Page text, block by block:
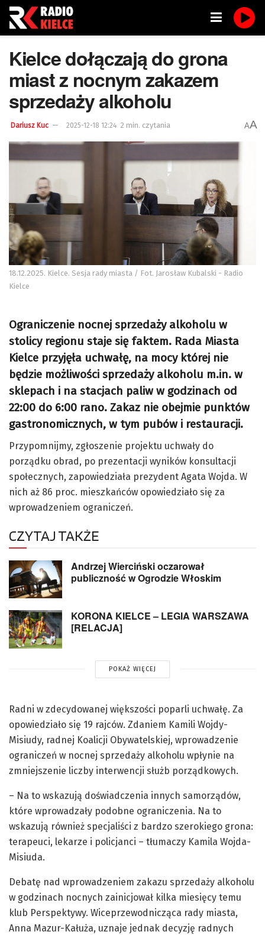
Kielce dołączają do grona
miast z nocnym zakazem
sprzedaży alkoholu
Dariusz Kuc 2025-12-18 12:24 2 min. czytania AA
18.12.2025. Kielce. Sesja rady miasta / Fot. Jarosław Kubalski - Radio
Kielce
Ograniczenie nocnej sprzedaży alkoholu w
stolicy regionu staje się faktem. Rada Miasta
Kielce przyjęła uchwałę, na mocy której nie
będzie możliwości sprzedaży alkoholu m.in. w
sklepach i na stacjach paliw w godzinach od
22:00 do 6:00 rano. Zakaz nie obejmie punktów
gastronomicznych, w tym pubów i restauracji.
Przypomnijmy, zgłoszenie projektu uchwały do
porządku obrad, po prezentacji wyników konsultacji
społecznych, zapowiedziała prezydent Agata Wojda. W
nich aż 86 proc. mieszkańców opowiedziało się za
wprowadzeniem ograniczeń.
CZYTAJ TAKŻE
Andrzej Wierciński oczarował
publiczność w Ogrodzie Włoskim
KORONA KIELCE – LEGIA WARSZAWA
[RELACJA]
POKAŻ WIĘCEJ
Radni w zdecydowanej większości poparli uchwałę. Za
opowiedziało się 19 rajców. Zdaniem Kamili Wojdy-
Misiudy, radnej Koalicji Obywatelskiej, wprowadzenie
ograniczeń w nocnej sprzedaży alkoholu wpłynie na
zmniejszenie liczby interwencji służb porządkowych.
– Na to wskazują doświadczenia innych samorządów,
które wprowadzały podobne ograniczenia. Na to
wskazują również specjaliści z bardzo szerokiego grona:
terapeuci, lekarze i policjanci – tłumaczy Kamila Wojda-
Misiuda.
Debatę nad wprowadzeniem zakazu sprzedaży alkoholu
w godzinach nocnych zainicjował kilka miesięcy temu
klub Perspektywy. Wiceprzewodnicząca rady miasta,
Anna Mazur-Kałuża, uznaje jednak decyzję radnych